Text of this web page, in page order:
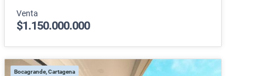
Venta
$1.150.000.000
Bocagrande, Cartagena